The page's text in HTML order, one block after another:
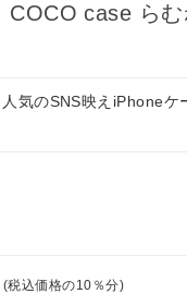
COCO case らむ
気のSNS映えiPhoneケ
(税込価格の10％分)